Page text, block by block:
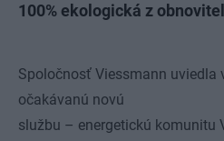
100% ekologická z
Spoločnosť Viessmann uviedla
očakávanú novú
službu – energetickú komunitu